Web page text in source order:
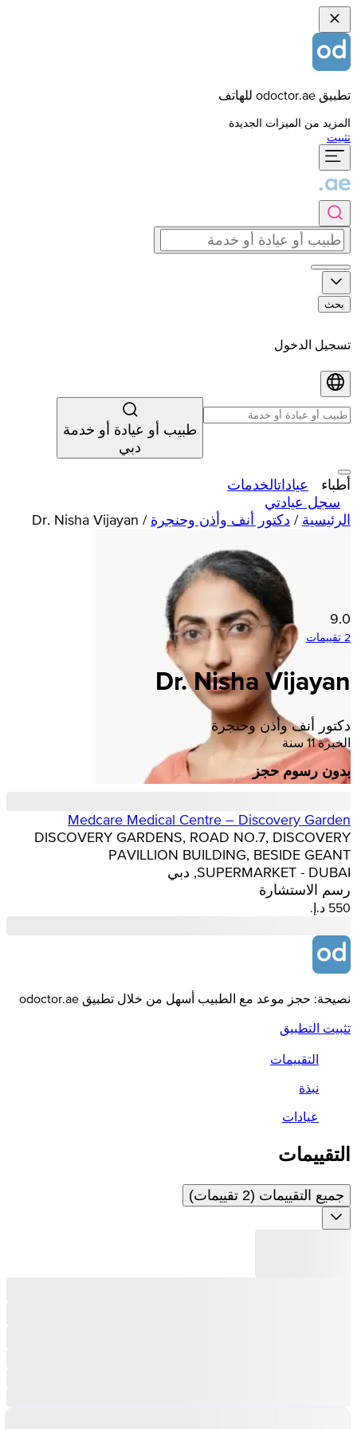
تطبيق odoctor.ae للهاتف
المزيد من الميزات الجديدة
تثبيت
بحث
تسجيل الدخول
طبيب أو عيادة أو خدمة
دبي
أطباء عياداتالخدمات
سجل عيادتي
الرئيسية / دكتور أنف وأذن وحنجرة /
Dr. Nisha Vijayan
9.0
2 تقييمات
Dr. Nisha Vijayan
دكتور أنف وأذن وحنجرة
الخبرة 11 سنة
بدون رسوم حجز
Medcare Medical Centre – Discovery Garden
DISCOVERY GARDENS, ROAD NO.7, DISCOVERY
PAVILLION BUILDING, BESIDE GEANT
SUPERMARKET - DUBAI, دبي
رسم الاستشارة
نصيحة: حجز موعد مع الطبيب أسهل من خلال تطبيق odoctor.ae
تثبيت التطبيق
التقييمات
نبذة
عيادات
التقييمات
جميع التقييمات (2 تقييمات)